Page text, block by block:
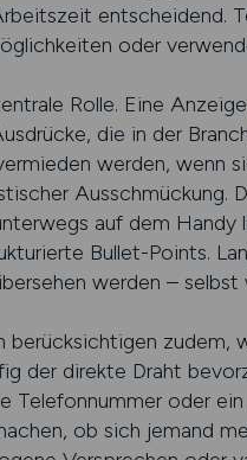
entscheidend.
oder
Rolle. Eine
die in der
werden, wenn
auf dem
Bullet-Points.
werden –
der direkte Draht
Telefonnummer oder
ob sich jemand